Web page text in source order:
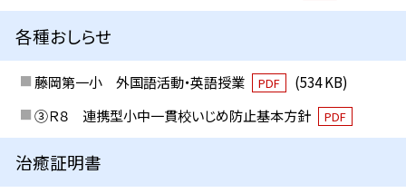
各種おしらせ
藤岡第一小 外国語活動・英語授業 PDF
(534 KB)
③Ｒ８ 連携型小中一貫校いじめ防止基本方針
PDF
治癒証明書